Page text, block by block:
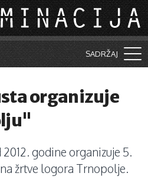
SADRŽAJ
organizuje
godine organizuje 5.
žrtve logora Trnopolje.